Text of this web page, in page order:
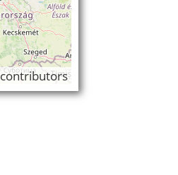
contributors